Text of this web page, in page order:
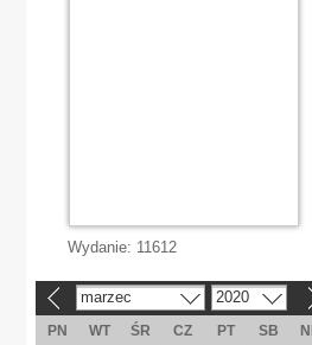
Wydanie: 11612
marzec 2020
PN WT ŚR CZ PT SB